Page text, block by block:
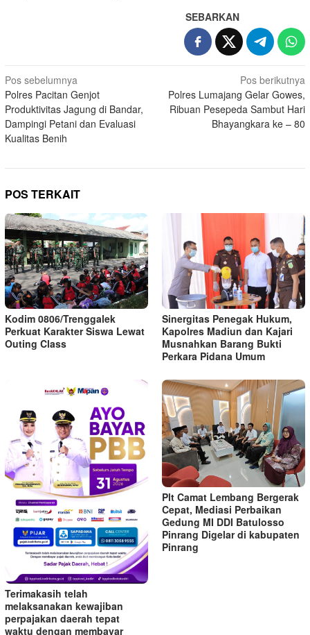
SEBARKAN
Navigasi
pos
Pos sebelumnya
Polres Pacitan Genjot
Produktivitas Jagung di Bandar,
Dampingi Petani dan Evaluasi
Kualitas Benih
Pos berikutnya
Polres Lumajang Gelar Gowes,
Ribuan Pesepeda Sambut Hari
Bhayangkara ke – 80
POS TERKAIT
Kodim 0806/Trenggalek
Perkuat Karakter Siswa Lewat
Outing Class
Sinergitas Penegak Hukum,
Kapolres Madiun dan Kajari
Musnahkan Barang Bukti
Perkara Pidana Umum
Terimakasih telah
melaksanakan kewajiban
perpajakan daerah tepat
waktu dengan membayar
Plt Camat Lembang Bergerak
Cepat, Mediasi Perbaikan
Gedung MI DDI Batulosso
Pinrang Digelar di kabupaten
Pinrang